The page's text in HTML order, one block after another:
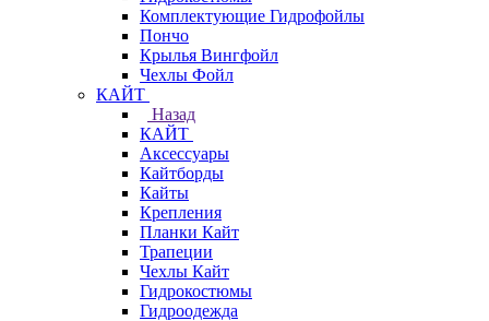
Комплектующие Гидрофойлы
Пончо
Крылья Вингфойл
Чехлы Фойл
КАЙТ
Назад
КАЙТ
Аксессуары
Кайтборды
Кайты
Крепления
Планки Кайт
Трапеции
Чехлы Кайт
Гидрокостюмы
Гидроодежда